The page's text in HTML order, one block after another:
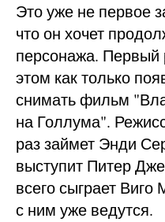
Это уже не первое
что он хочет
персонажа. Первый
этом как только
снимать фильм
на Голлума".
раз займет Энди
выступит Питер
всего сыграет
с ним уже ведутся.